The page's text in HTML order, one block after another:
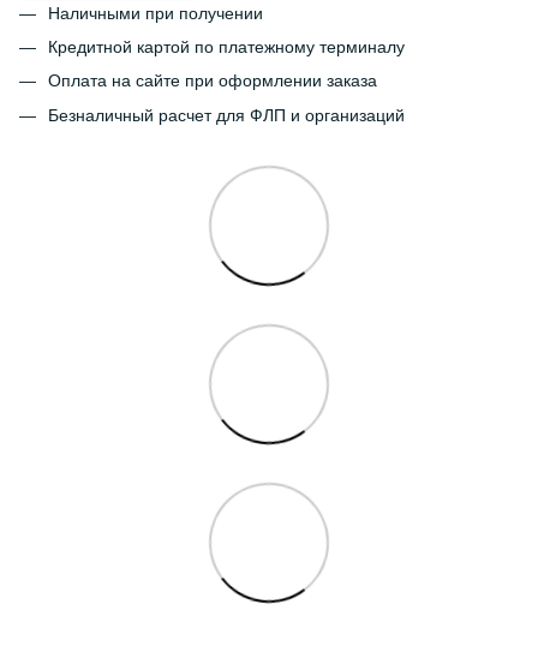
Наличными при получении
Кредитной картой по платежному терминалу
Оплата на сайте при оформлении заказа
Безналичный расчет для ФЛП и организаций